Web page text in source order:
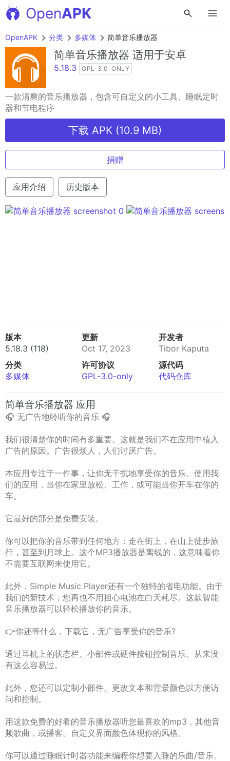
OpenAPK
OpenAPK 分类 多媒体 简单音乐播放器
简单音乐播放器 适用于安卓
5.18.3 GPL-3.0-ONLY
一款清爽的音乐播放器，包含可自定义的小工具、睡眠定时
器和节电程序
下载 APK (10.9 MB)
捐赠
应用介绍 历史版本
版本
5.18.3 (118)
更新
Oct 17, 2023
开发者
Tibor Kaputa
分类
多媒体
许可协议
GPL-3.0-only
源代码
代码仓库
简单音乐播放器 应用
🎧 无广告地聆听你的音乐 🎧
我们很清楚你的时间有多重要。这就是我们不在应用中植入
广告的原因。广告很烦人，人们讨厌广告。
本应用专注于一件事，让你无干扰地享受你的音乐。使用我
们的应用，当你在家里放松、工作，或可能当你开车在你的
车。
它最好的部分是免费安装。
你可以把你的音乐带到任何地方：走在街上，在山上徒步旅
行，甚至到月球上。这个MP3播放器是离线的，这意味着你
不需要互联网来使用它。
此外，Simple Music Player还有一个独特的省电功能。由于
我们的新技术，您再也不用担心电池在白天耗尽。这款智能
音乐播放器可以轻松播放你的音乐。
👉你还等什么，下载它，无广告享受你的音乐?
通过耳机上的状态栏、小部件或硬件按钮控制音乐。从来没
有这么容易过。
此外，您还可以定制小部件。更改文本和背景颜色以方便访
问和控制。
用这款免费的好看的音乐播放器听您最喜欢的mp3，其他音
频歌曲，或播客。自定义界面颜色体现你的风格。
你可以通过睡眠计时器功能来编程你想要入睡的乐曲/音乐。